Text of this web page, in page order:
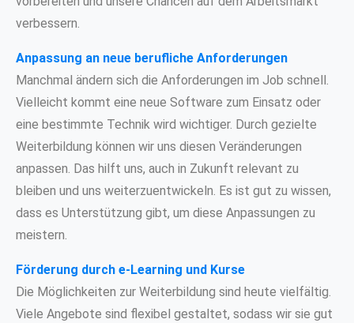
verbessern.
Anpassung an neue berufliche Anforderungen
Manchmal ändern sich die Anforderungen im Job schnell.
Vielleicht kommt eine neue Software zum Einsatz oder
eine bestimmte Technik wird wichtiger. Durch gezielte
Weiterbildung können wir uns diesen Veränderungen
anpassen. Das hilft uns, auch in Zukunft relevant zu
bleiben und uns weiterzuentwickeln. Es ist gut zu wissen,
dass es Unterstützung gibt, um diese Anpassungen zu
meistern.
Förderung durch e-Learning und Kurse
Die Möglichkeiten zur Weiterbildung sind heute vielfältig.
Viele Angebote sind flexibel gestaltet, sodass wir sie gut